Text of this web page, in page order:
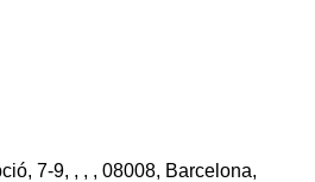
7-9, , , , 08008, Barcelona,